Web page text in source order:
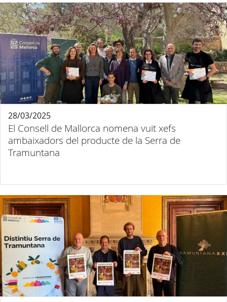
El Consell de Mallorca nomena vuit xefs
ambaixadors del producte de la Serra de
Tramuntana
28/03/2025